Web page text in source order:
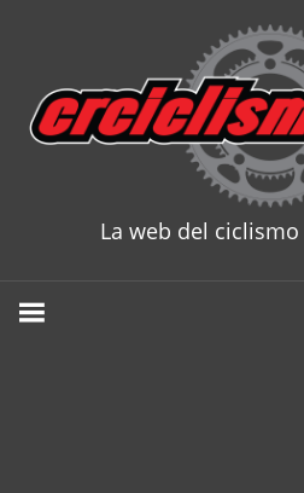
content
La web del ciclismo